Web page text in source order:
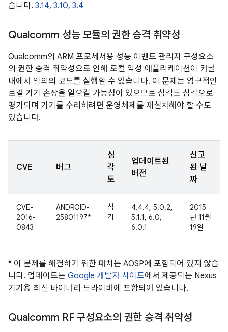
습니다. 3.14, 3.10, 3.4
Qualcomm 성능 모듈의 권한 승격 취약성
Qualcomm의 ARM 프로세서용 성능 이벤트 관리자 구성요소
의 권한 승격 취약성으로 인해 로컬 악성 애플리케이션이 커널
내에서 임의의 코드를 실행할 수 있습니다. 이 문제는 영구적인
로컬 기기 손상을 일으킬 가능성이 있으므로 심각도 심각으로
평가되며 기기를 수리하려면 운영체제를 재설치해야 할 수도
있습니다.
CVE 버그
심
각
도
업데이트된
버전
신고
된 날
짜
CVE-
2016-
0843
ANDROID-
25801197*
심
각
4.4.4, 5.0.2,
5.1.1, 6.0,
6.0.1
2015
년 11월
19일
* 이 문제를 해결하기 위한 패치는 AOSP에 포함되어 있지 않습
니다. 업데이트는 Google 개발자 사이트에서 제공되는 Nexus
기기용 최신 바이너리 드라이버에 포함되어 있습니다.
Qualcomm RF 구성요소의 권한 승격 취약성